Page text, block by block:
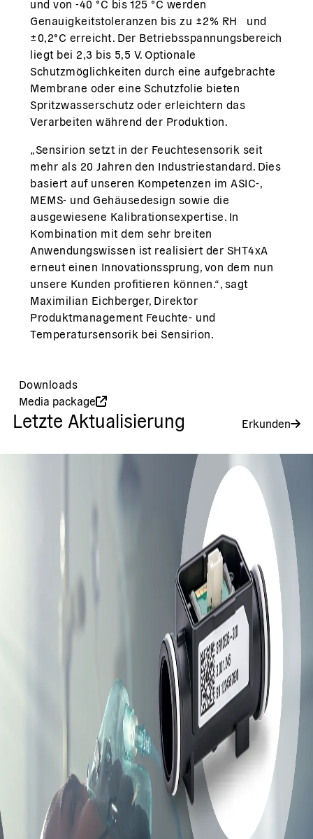
und von -40 °C bis 125 °C werden
Genauigkeitstoleranzen bis zu ±2% RH und
±0,2°C erreicht. Der Betriebsspannungsbereich
liegt bei 2,3 bis 5,5 V. Optionale
Schutzmöglichkeiten durch eine aufgebrachte
Membrane oder eine Schutzfolie bieten
Spritzwasserschutz oder erleichtern das
Verarbeiten während der Produktion.
„Sensirion setzt in der Feuchtesensorik seit
mehr als 20 Jahren den Industriestandard. Dies
basiert auf unseren Kompetenzen im ASIC-,
MEMS- und Gehäusedesign sowie die
ausgewiesene Kalibrationsexpertise. In
Kombination mit dem sehr breiten
Anwendungswissen ist realisiert der SHT4xA
erneut einen Innovationssprung, von dem nun
unsere Kunden profitieren können.“, sagt
Maximilian Eichberger, Direktor
Produktmanagement Feuchte- und
Temperatursensorik bei Sensirion.
Downloads
Media package
Letzte Aktualisierung Erkunden